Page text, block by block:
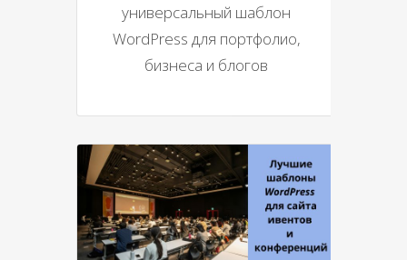
универсальный шаблон
WordPress для портфолио,
бизнеса и блогов